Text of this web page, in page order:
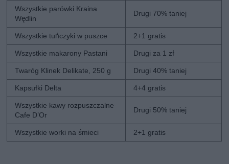
Wszystkie parówki Kraina
Wędlin
Drugi 70% taniej
Wszystkie tuńczyki w puszce 2+1 gratis
Wszystkie makarony Pastani Drugi za 1 zł
Twaróg Klinek Delikate, 250 g Drugi 40% taniej
Kapsułki Delta 4+4 gratis
Wszystkie kawy rozpuszczalne
Cafe D’Or
Drugi 50% taniej
Wszystkie worki na śmieci 2+1 gratis